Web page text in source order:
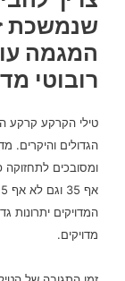
המגמה
רובוטי
טילי הקרקע קרקע
הגדולים והיקרים.
ומסובכים לתחזוקה
אף 35 וגם לא אף 55 כשיהיה כזה.
המדויקים יתרונות
מדויקים.